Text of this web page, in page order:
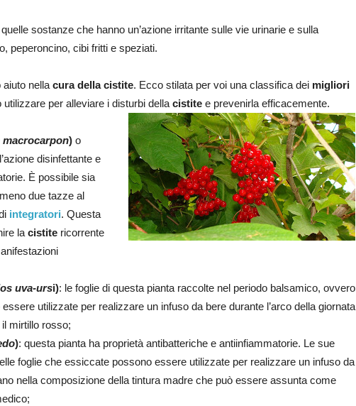
sostanze che hanno un’azione irritante sulle vie urinarie e sulla
peperoncino, cibi fritti e speziati.
aiuto nella cura della cistite. Ecco stilata per voi una classifica dei migliori
per alleviare i disturbi della cistite e prevenirla efficacemente.
macrocarpon) o
disinfettante e
È possibile sia
due tazze al
integratori. Questa
la cistite ricorrente
uva-ursi): le foglie di questa pianta raccolte nel periodo balsamico, ovvero
utilizzate per realizzare un infuso da bere durante l’arco della giornata
mirtillo rosso;
): questa pianta ha proprietà antibatteriche e antiinfiammatorie. Le sue
foglie che essiccate possono essere utilizzate per realizzare un infuso da
nella composizione della tintura madre che può essere assunta come